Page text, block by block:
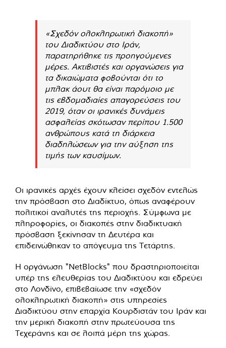
«Σχεδόν ολοκληρωτική διακοπή»
του Διαδικτύου στο Ιράν,
παρατηρήθηκε τις προηγούμενες
μέρες. Ακτιβιστές και οργανώσεις για
τα δικαιώματα φοβούνται ότι το
μπλακ άουτ θα είναι παρόμοιο με
τις εβδομαδιαίες απαγορεύσεις του
2019, όταν οι ιρανικές δυνάμεις
ασφαλείας σκότωσαν περίπου 1.500
ανθρώπους κατά τη διάρκεια
διαδηλώσεων για την αύξηση της
τιμής των καυσίμων.
Οι ιρανικές αρχές έχουν κλείσει σχεδόν εντελώς
την πρόσβαση στο Διαδίκτυο, όπως αναφέρουν
πολιτικοί αναλυτές της περιοχής. Σύμφωνα με
πληροφορίες, οι διακοπές στην διαδικτυακή
πρόσβαση ξεκίνησαν τη Δευτέρα και
επιδεινώθηκαν το απόγευμα της Τετάρτης.
Η οργάνωση "NetBlocks" που δραστηριοποιείται
υπέρ της ελευθερίας του Διαδικτύου και εδρεύει
στο Λονδίνο, επιβεβαίωσε την «σχεδόν
ολοκληρωτική διακοπή» στις υπηρεσίες
Διαδικτύου στην επαρχία Κουρδιστάν του Ιράν και
την μερική διακοπή στην πρωτεύουσα της
Τεχεράνης και σε λοιπά μέρη της χώρας.